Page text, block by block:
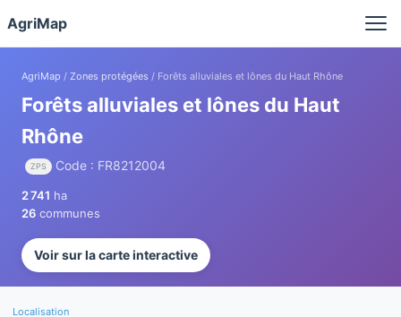
AgriMap
AgriMap / Zones protégées / Forêts alluviales et lônes du Haut Rhône
Forêts alluviales et lônes du Haut
Rhône
ZPS Code : FR8212004
2 741 ha
26 communes
Voir sur la carte interactive
Localisation